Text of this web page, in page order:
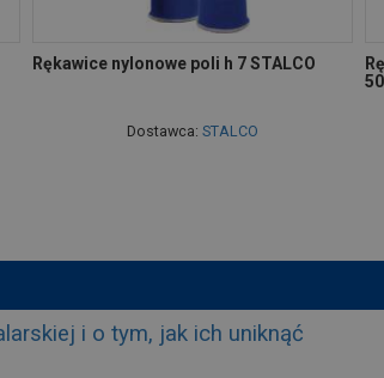
Rękawice nylonowe poli h 7 STALCO
Dostawca: STALCO
i o tym, jak ich uniknąć